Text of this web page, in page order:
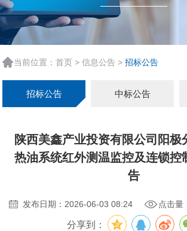
招标公告 中标公告
当前位置： 首页 > 信息公告 > 招标公告
陕西美鑫产业投资有限公司阳极
热油系统红外测温监控及连锁控
告
发布日期：2026-06-03 08:24 点击量
分享到：